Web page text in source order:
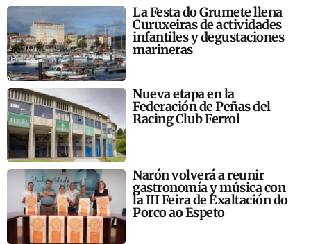
La Festa do Grumete llena
Curuxeiras de actividades
infantiles y degustaciones
marineras
Nueva etapa en la
Federación de Peñas del
Racing Club Ferrol
Narón volverá a reunir
gastronomía y música con
la III Feira de Exaltación do
Porco ao Espeto